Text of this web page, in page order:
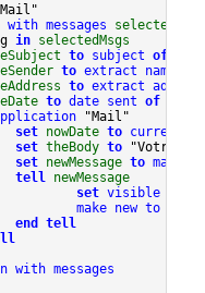
messages
selectedMsgs
in selectedMsgs
to subject of
to extract name
to extract
to date sent of
"Mail"
set nowDate to current
set theBody to "Votre
set newMessage to make
tell
newMessage
set visible
make new to
end tell
with messages